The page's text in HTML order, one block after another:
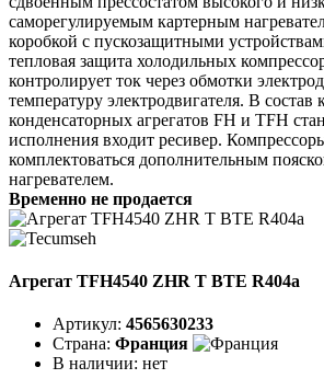
саморегулируемым картерным
коробкой с пускозащитными
тепловая защита холодильных
контролирует ток через обмотки
температуру электродвигателя. В состав
конденсаторных агрегатов FH и TFH
исполнения входит ресивер.
комплектоваться дополнительным
нагревателем.
Временно не продается
Агрегат TFH4540 ZHR T BTE R404a
Артикул: 4565630233
Страна: Франция
В наличии: нет